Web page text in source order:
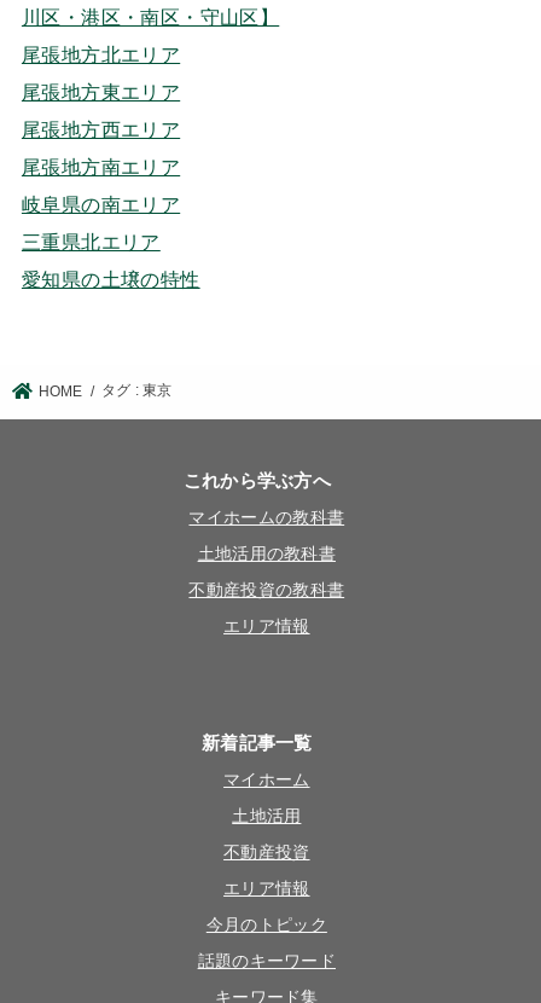
川区・港区・南区・守山区】
尾張地方北エリア
尾張地方東エリア
尾張地方西エリア
尾張地方南エリア
岐阜県の南エリア
三重県北エリア
愛知県の土壌の特性
HOME タグ : 東京
これから学ぶ方へ
マイホームの教科書
土地活用の教科書
不動産投資の教科書
エリア情報
新着記事一覧
マイホーム
土地活用
不動産投資
エリア情報
今月のトピック
話題のキーワード
キーワード集